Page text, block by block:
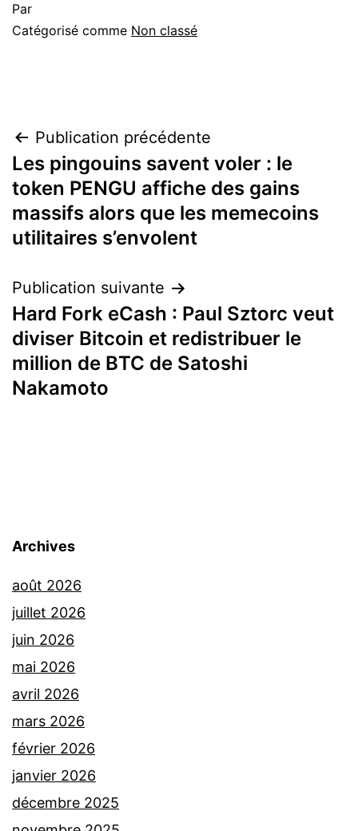
Par
Catégorisé comme Non classé
Navigation
de
l’article
Publication précédente
Les pingouins savent voler : le
token PENGU affiche des gains
massifs alors que les memecoins
utilitaires s’envolent
Publication suivante
Hard Fork eCash : Paul Sztorc veut
diviser Bitcoin et redistribuer le
million de BTC de Satoshi
Nakamoto
Archives
août 2026
juillet 2026
juin 2026
mai 2026
avril 2026
mars 2026
février 2026
janvier 2026
décembre 2025